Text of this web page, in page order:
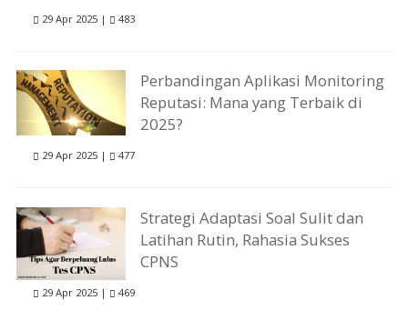
29 Apr 2025 | 483
Perbandingan Aplikasi Monitoring
Reputasi: Mana yang Terbaik di
2025?
29 Apr 2025 | 477
Strategi Adaptasi Soal Sulit dan
Latihan Rutin, Rahasia Sukses
CPNS
29 Apr 2025 | 469